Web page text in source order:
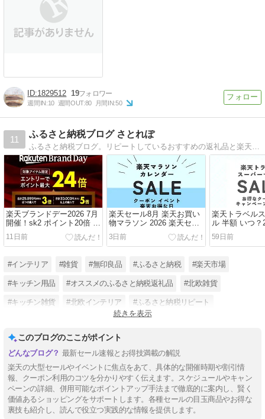
1829512 19
週間IN:10 週間OUT:80 月間IN:50
11
ふるさと納税ブログ さとれぽ
ふるさと納税ブログ。リピートしているおすすめの返礼品と楽天でよかったおしゃれな雑貨を紹介しています。
楽天ブランドデー2026 7月
開催！sk2 ポイント20倍 資
生堂 化粧品セール！楽天ブ
ランドデーはいつ？
11日前
楽天セール8月 楽天お買い
物マラソン 2026 楽天セー
ル カレンダーとお得なイベ
ント！
3日前
楽天トラベル
ル 半額 いつ？
新 楽天トラベ
攻略法
59日前
#インテリア #雑貨 #無印良品 #ふるさと納税 #楽天市場
#キッチン用品 #オススメのふるさと納税返礼品 #北欧雑貨
#キッチン雑貨 #北欧インテリア #ふるさと納税リピート
続きを表示
このブログのここがポイント
最新セール速報とお得技満載の解説
楽天の大型セールやイベントに焦点をあて、具体的な開催時期や割引情
報、クーポン利用のコツを分かりやすく伝えます。スケジュールやキャン
ペーンの詳細、併用可能なポイントアップ手法まで徹底的に案内し、賢く
価値あるショッピングをサポートします。各種セールの目玉商品やお得な
裏技も紹介し、読んで役立つ実践的な情報を提供します。